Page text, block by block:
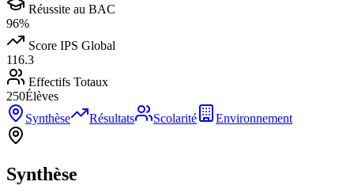
Réussite au BAC
96%
Score IPS Global
116.3
Effectifs Totaux
250Élèves
Synthèse
Résultats Scolarité Environnement
Synthèse